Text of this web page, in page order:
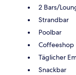
2 Bars/
Strandbar
Poolbar
Coffeeshop
Täglicher
Snackbar